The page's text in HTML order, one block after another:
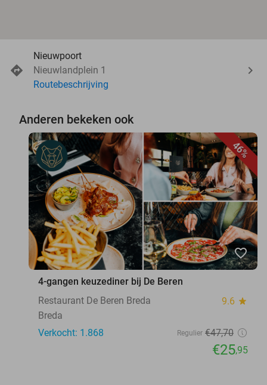
Nieuwpoort
Nieuwlandplein 1
Routebeschrijving
Anderen bekeken ook
46%
favorite_border
4-gangen keuzediner bij De Beren
Restaurant De Beren Breda
9.6 star
Breda
Verkocht: 1.868
Regulier €47,70
€25,95